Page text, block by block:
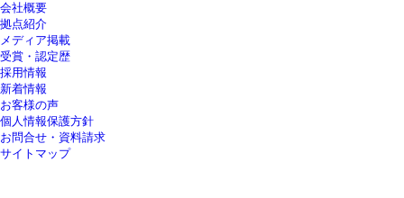
会社概要
拠点紹介
メディア掲載
受賞・認定歴
採用情報
新着情報
お客様の声
個人情報保護方針
お問合せ・資料請求
サイトマップ